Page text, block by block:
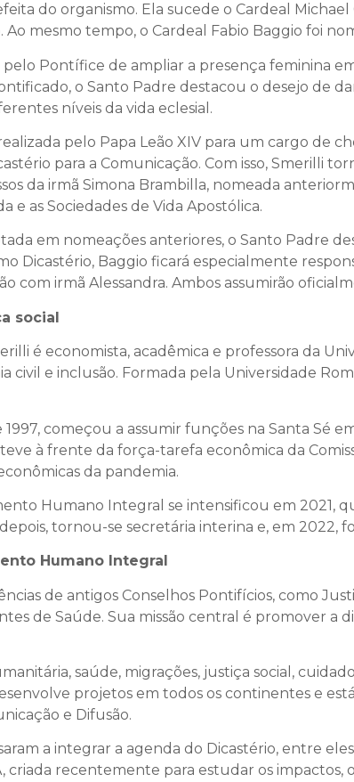
do organismo. Ela sucede o Cardeal
mesmo tempo, o Cardeal Fabio Baggio foi
Pontífice de ampliar a presença feminina
o Santo Padre destacou o desejo de
níveis da vida eclesial.
pelo Papa Leão XIV para um cargo de
para a Comunicação. Com isso, Smerilli
da irmã Simona Brambilla, nomeada
e as Sociedades de Vida Apostólica.
em nomeações anteriores, o Santo Padre
Dicastério, Baggio ficará especialmente
com irmã Alessandra. Ambos assumirão
social
é economista, acadêmica e professora da
civil e inclusão. Formada pela Universidade
1997, começou a assumir funções na Santa Sé
à frente da força-tarefa econômica da
da pandemia.
Humano Integral se intensificou em 2021,
tornou-se secretária interina e, em 2022,
Humano Integral
de antigos Conselhos Pontifícios, como
de Saúde. Sua missão central é promover a
saúde, migrações, justiça social,
projetos em todos os continentes e
e Difusão.
a integrar a agenda do Dicastério, entre
criada recentemente para estudar os impactos,